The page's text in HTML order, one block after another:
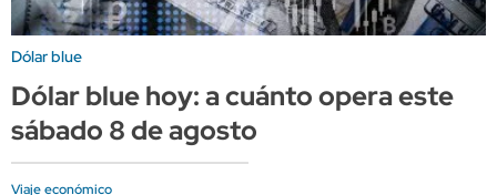
Dólar blue
Dólar blue hoy: a cuánto opera este
sábado 8 de agosto
Viaje económico